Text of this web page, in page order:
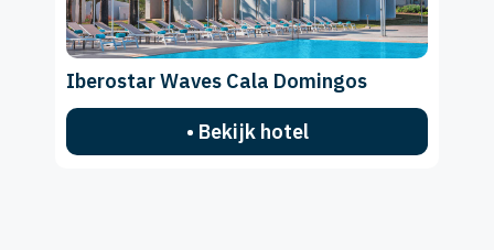
Iberostar Waves Cala Domingos
• Bekijk hotel